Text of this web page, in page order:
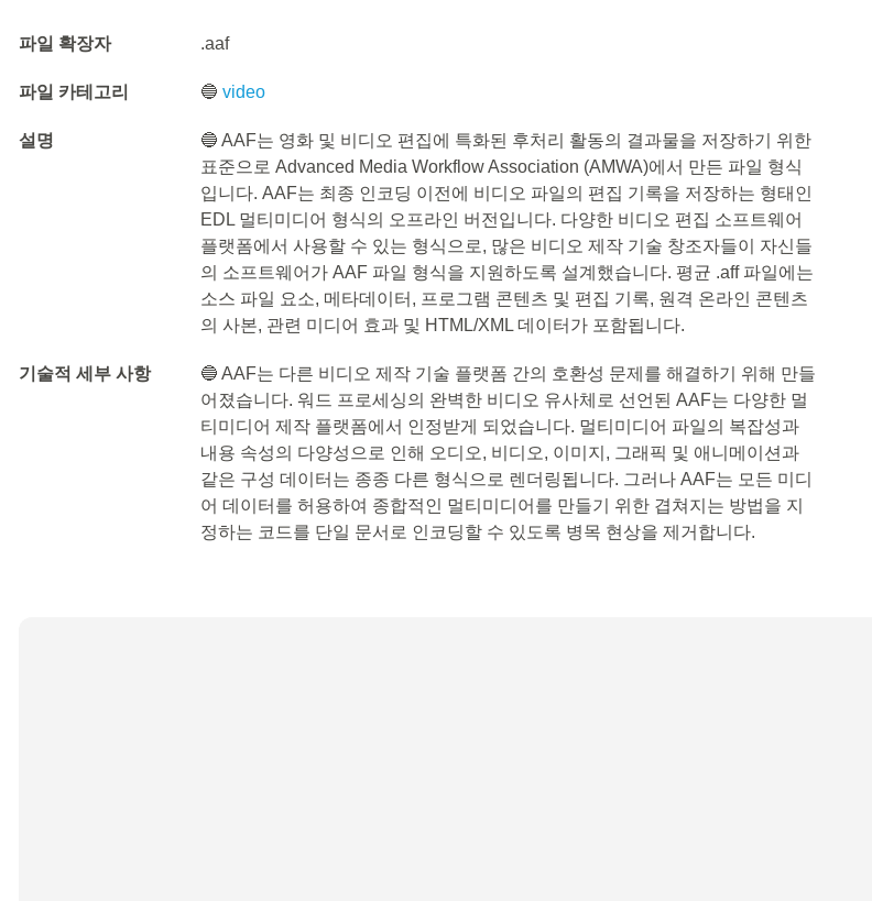
파일 확장자 .aaf
파일 카테고리 🔵video
설명
🔵 AAF는 영화 및 비디오 편집에 특화된 후처리 활동의 결과물을 저장하기 위한
표준으로 Advanced Media Workflow Association (AMWA)에서 만든 파일 형식
입니다. AAF는 최종 인코딩 이전에 비디오 파일의 편집 기록을 저장하는 형태인
EDL 멀티미디어 형식의 오프라인 버전입니다. 다양한 비디오 편집 소프트웨어
플랫폼에서 사용할 수 있는 형식으로, 많은 비디오 제작 기술 창조자들이 자신들
의 소프트웨어가 AAF 파일 형식을 지원하도록 설계했습니다. 평균 .aff 파일에는
소스 파일 요소, 메타데이터, 프로그램 콘텐츠 및 편집 기록, 원격 온라인 콘텐츠
의 사본, 관련 미디어 효과 및 HTML/XML 데이터가 포함됩니다.
기술적 세부 사항
🔵 AAF는 다른 비디오 제작 기술 플랫폼 간의 호환성 문제를 해결하기 위해 만들
어졌습니다. 워드 프로세싱의 완벽한 비디오 유사체로 선언된 AAF는 다양한 멀
티미디어 제작 플랫폼에서 인정받게 되었습니다. 멀티미디어 파일의 복잡성과
내용 속성의 다양성으로 인해 오디오, 비디오, 이미지, 그래픽 및 애니메이션과
같은 구성 데이터는 종종 다른 형식으로 렌더링됩니다. 그러나 AAF는 모든 미디
어 데이터를 허용하여 종합적인 멀티미디어를 만들기 위한 겹쳐지는 방법을 지
정하는 코드를 단일 문서로 인코딩할 수 있도록 병목 현상을 제거합니다.